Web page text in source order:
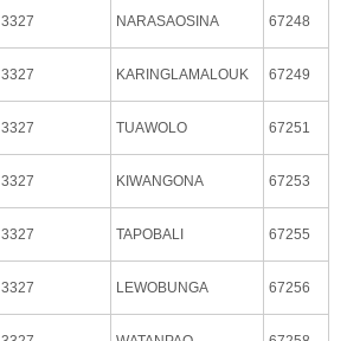
3327 NARASAOSINA 67248
3327 KARINGLAMALOUK 67249
3327 TUAWOLO 67251
3327 KIWANGONA 67253
3327 TAPOBALI 67255
3327 LEWOBUNGA 67256